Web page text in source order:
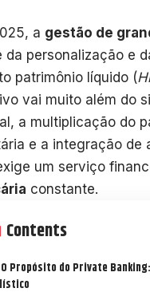
a gestão de
da personalização e
patrimônio líquido (
vai muito além do
a multiplicação do
e a integração de
um serviço
constante.
Contents
O Propósito do Private